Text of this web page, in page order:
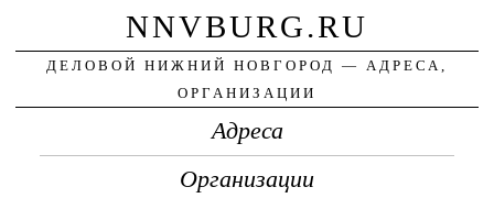
NNVBURG.RU
ДЕЛОВОЙ НИЖНИЙ НОВГОРОД — АДРЕСА,
ОРГАНИЗАЦИИ
Адреса
Организации